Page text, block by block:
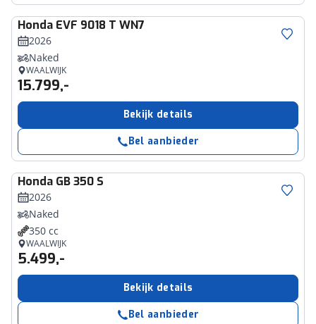
Honda EVF 9018 T WN7
2026
Naked
WAALWIJK
15.799,-
Bekijk details
Bel aanbieder
Honda GB 350 S
2026
Naked
350 cc
WAALWIJK
5.499,-
Bekijk details
Bel aanbieder